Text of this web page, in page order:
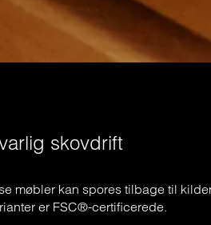
skovdrift
møbler kan spores tilbage til
er FSC®-certificerede.